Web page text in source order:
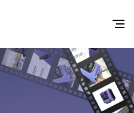
Startseite
Frequenzumrichter